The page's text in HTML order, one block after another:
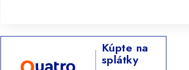
Kúpte na
splátky